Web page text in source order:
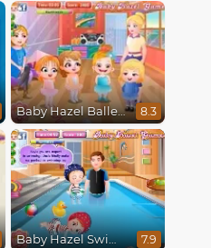
Baby Hazel Ballerina Dance 8.3
Baby Hazel Swimming 7.9